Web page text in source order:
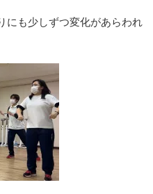
にも少しずつ変化があらわれ